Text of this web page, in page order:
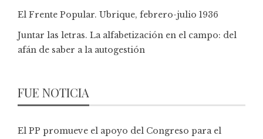
El Frente Popular. Ubrique, febrero-julio 1936
Juntar las letras. La alfabetización en el campo: del
afán de saber a la autogestión
FUE NOTICIA
El PP promueve el apoyo del Congreso para el